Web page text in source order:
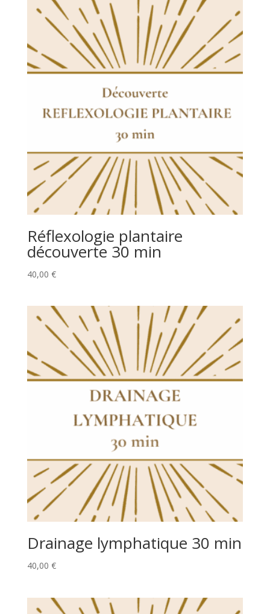
Réflexologie plantaire
découverte 30 min
40,00 €
Drainage lymphatique 30 min
40,00 €